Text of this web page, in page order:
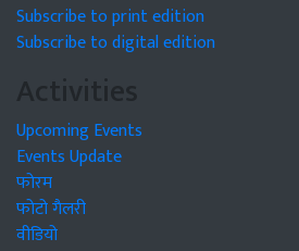
Subscribe to print edition
Subscribe to digital edition
Activities
Upcoming Events
Events Update
फोरम
फोटो गैलरी
वीडियो